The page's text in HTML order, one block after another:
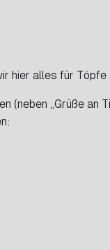
hier alles für Töpfe
(neben „Grüße an